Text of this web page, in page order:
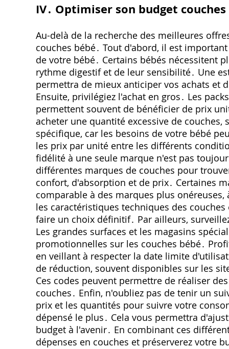
IV․ Optimiser son budget couches
Au-delà de la recherche des meilleures
couches bébé․ Tout d'abord‚ il est
de votre bébé․ Certains bébés nécessitent
rythme digestif et de leur sensibilité․ Une
permettra de mieux anticiper vos achats et
Ensuite‚ privilégiez l'achat en gros․ Les
permettent souvent de bénéficier de prix
acheter une quantité excessive de
spécifique‚ car les besoins de votre bébé
les prix par unité entre les différents
fidélité à une seule marque n'est pas
différentes marques de couches pour
confort‚ d'absorption et de prix․ Certaines
comparable à des marques plus
les caractéristiques techniques des
faire un choix définitif․ Par ailleurs‚
Les grandes surfaces et les magasins
promotionnelles sur les couches bébé․
en veillant à respecter la date limite
de réduction‚ souvent disponibles sur les
Ces codes peuvent permettre de réaliser
couches․ Enfin‚ n'oubliez pas de tenir un
prix et les quantités pour suivre votre
dépensé le plus․ Cela vous permettra
budget à l'avenir․ En combinant ces
dépenses en couches et préserverez votre